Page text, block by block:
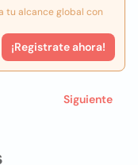
tu alcance global con
¡Registrate ahora!
Siguiente